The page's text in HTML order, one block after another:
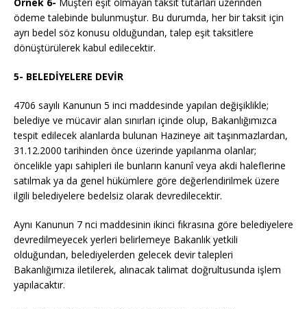
ödeme talebinde bulunmuştur. Bu durumda, her bir taksit için
ayrı bedel söz konusu olduğundan, talep eşit taksitlere
dönüştürülerek kabul edilecektir.
5- BELEDİYELERE DEVİR
4706 sayılı Kanunun 5 inci maddesinde yapılan değişiklikle;
belediye ve mücavir alan sınırları içinde olup, Bakanlığımızca
tespit edilecek alanlarda bulunan Hazineye ait taşınmazlardan,
31.12.2000 tarihinden önce üzerinde yapılanma olanlar;
öncelikle yapı sahipleri ile bunların kanunî veya akdi haleflerine
satılmak ya da genel hükümlere göre değerlendirilmek üzere
ilgili belediyelere bedelsiz olarak devredilecektir.
Aynı Kanunun 7 nci maddesinin ikinci fıkrasına göre belediyelere
devredilmeyecek yerleri belirlemeye Bakanlık yetkili
olduğundan, belediyelerden gelecek devir talepleri
Bakanlığımıza iletilerek, alınacak talimat doğrultusunda işlem
yapılacaktır.